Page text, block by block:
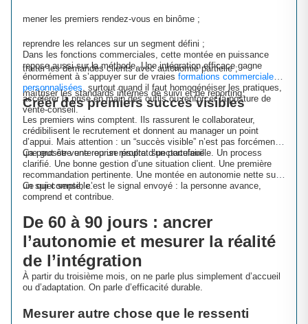
mener les premiers rendez-vous en binôme ;
reprendre les relances sur un segment défini ;
traiter les demandes clients avec autonomie partielle ;
maîtriser les standards internes de suivi et de reporting.
Dans les fonctions commerciales, cette montée en puissance
repose aussi sur la méthode. Une intégration efficace gagne
énormément à s’appuyer sur de vraies formations commerciales
personnalisées , surtout quand il faut homogénéiser les pratiques,
accélérer la prise en main des outils ou renforcer la posture de
vente-conseil.
Créer des premiers succès visibles
Les premiers wins comptent. Ils rassurent le collaborateur,
crédibilisent le recrutement et donnent au manager un point
d’appui. Mais attention : un “succès visible” n’est pas forcément
une grosse vente ou un résultat spectaculaire.
Ça peut être une reprise propre d’un portefeuille. Un process
clarifié. Une bonne gestion d’une situation client. Une première
recommandation pertinente. Une montée en autonomie nette sur
un sujet sensible.
Ce qui compte, c’est le signal envoyé : la personne avance,
comprend et contribue.
De 60 à 90 jours : ancrer
l’autonomie et mesurer la réalité
de l’intégration
À partir du troisième mois, on ne parle plus simplement d’accueil
ou d’adaptation. On parle d’efficacité durable.
Mesurer autre chose que le ressenti